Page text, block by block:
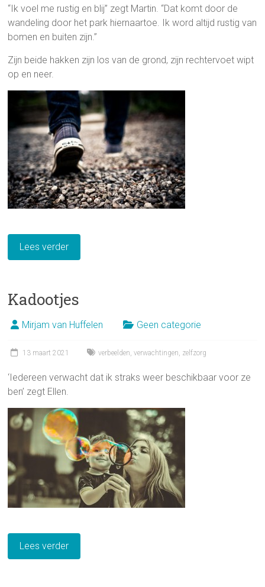
“Ik voel me rustig en blij” zegt Martin. “Dat komt door de
wandeling door het park hiernaartoe. Ik word altijd rustig van
bomen en buiten zijn.”
Zijn beide hakken zijn los van de grond, zijn rechtervoet wipt
op en neer.
Lees verder
Kadootjes
Mirjam van Huffelen Geen categorie
13 maart 2021 verbeelden ,verwachtingen zelfzorg
‘Iedereen verwacht dat ik straks weer beschikbaar voor ze
ben’ zegt Ellen.
Lees verder